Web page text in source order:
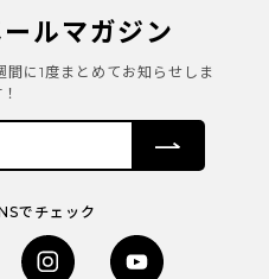
ルマガジン
に1度まとめてお知らせしま
でチェック